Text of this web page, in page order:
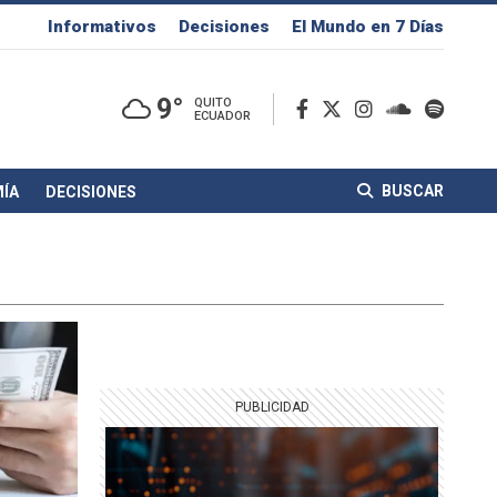
Informativos Decisiones El Mundo en 7 Días
9°
QUITO
ECUADOR
DECISIONES BUSCAR